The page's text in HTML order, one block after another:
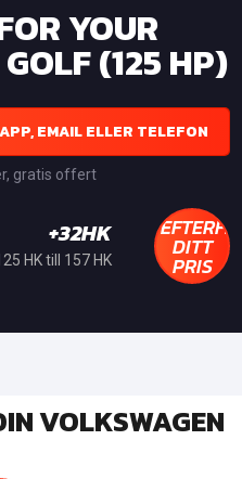
YOUR
(125 HP)
EMAIL ELLER TELEFON
gratis offert
+32HK
HK till 157 HK DITT
PRIS
VOLKSWAGEN